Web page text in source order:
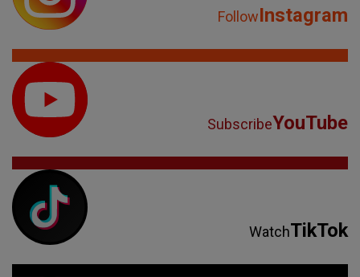
FollowInstagram
SubscribeYouTube
WatchTikTok